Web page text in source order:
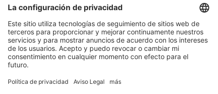
Holthoege 10-14
49632 Essen (Oldenburg)
Alemania
Contacto
germany@vogelsang.info